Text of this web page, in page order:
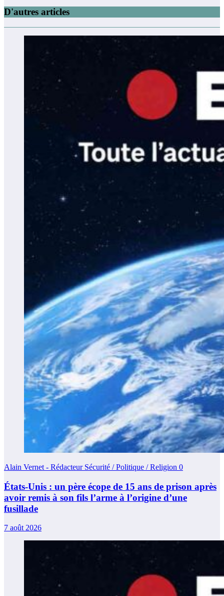
D'autres articles
Alain Vernet - Rédacteur Sécurité / Politique / Religion 0
États-Unis : un père écope de 15 ans de prison après
avoir remis à son fils l’arme à l’origine d’une
fusillade
7 août 2026